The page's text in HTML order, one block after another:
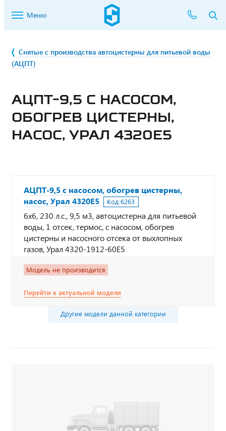
Меню
Снятые с производства автоцистерны для питьевой воды
(АЦПТ)
АЦПТ-9,5 С НАСОСОМ,
ОБОГРЕВ ЦИСТЕРНЫ,
НАСОС, УРАЛ 4320Е5
АЦПТ-9,5 с насосом, обогрев цистерны,
насос, Урал 4320Е5
Код:6263
6х6, 230 л.с., 9,5 м3, автоцистерна для питьевой
воды, 1 отсек, термос, с насосом, обогрев
цистерны и насосного отсека от выхлопных
газов, Урал 4320-1912-60Е5
Модель не производится
Перейти к актуальной модели
Другие модели данной категории